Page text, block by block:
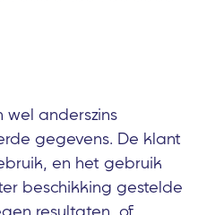
anderszins
gegevens. De klant
en het gebruik
beschikking gestelde